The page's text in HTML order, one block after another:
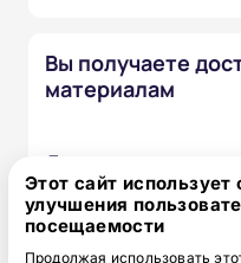
Вы получаете
материалам
Доступ к личному
электронной почте
паролем.
Этот сайт
улучшения
посещаемости
Продолжая использовать